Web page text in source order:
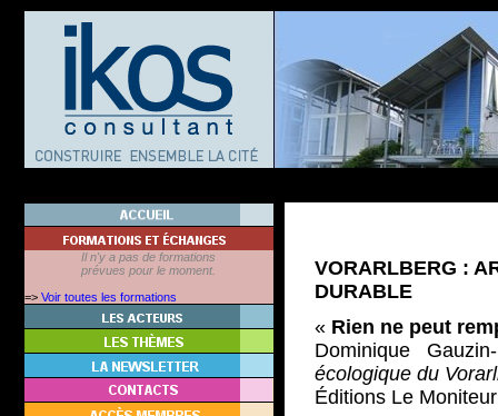
Il n'y a pas de formations
prévues pour le moment.
=> Voir toutes les formations
VORARLBERG :
DURABLE
« Rien ne peut
Dominique
écologique du
Éditions Le